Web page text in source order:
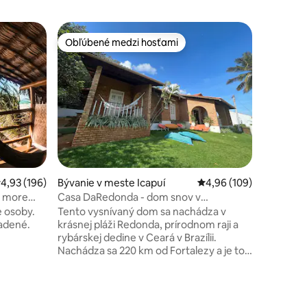
ohodnotenie 4,93 z 5, počet hodnotení: 196
4,93 (196)
more
osoby.
Obľúbené medzi hosťami
Obľúbené medzi hosťami
Bývanie v meste Icapuí Priemerné
4,96 (109)
Casa DaRedonda - dom snov v
Fisherman's Village
Tento vysnívaný dom sa nachádza v
krásnej pláži Redonda, prírodnom raji a
rybárskej dedine v Ceará v Brazílii.
Nachádza sa 220 km od Fortalezy a je to